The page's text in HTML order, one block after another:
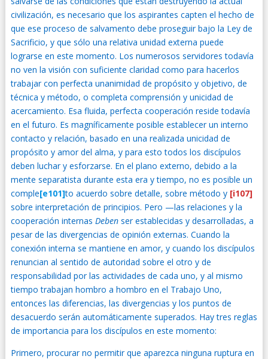
civilización, es necesario que los aspirantes capten el hecho de
que ese proceso de salvamento debe proseguir bajo la Ley de
Sacrificio, y que sólo una relativa unidad externa puede
lograrse en este momento. Los numerosos servidores todavía
no ven la visión con suficiente claridad como para hacerlos
trabajar con perfecta unanimidad de propósito y objetivo, de
técnica y método, o completa comprensión y unicidad de
acercamiento. Esa fluida, perfecta cooperación reside todavía
en el futuro. Es magníficamente posible establecer un interno
contacto y relación, basado en una realizada unicidad de
propósito y amor del alma, y para esto todos los discípulos
deben luchar y esforzarse. En el plano externo, debido a la
mente separatista durante esta era y tiempo, no es posible un
comple[e101]to acuerdo sobre detalle, sobre método y [i107]
sobre interpretación de principios. Pero —las relaciones y la
cooperación internas Debenser establecidas y desarrolladas, a
pesar de las divergencias de opinión externas. Cuando la
conexión interna se mantiene en amor, y cuando los discípulos
renuncian al sentido de autoridad sobre el otro y de
responsabilidad por las actividades de cada uno, y al mismo
tiempo trabajan hombro a hombro en el Trabajo Uno,
entonces las diferencias, las divergencias y los puntos de
desacuerdo serán automáticamente superados. Hay tres reglas
de importancia para los discípulos en este momento:
Primero, procurar no permitir que aparezca ninguna ruptura en